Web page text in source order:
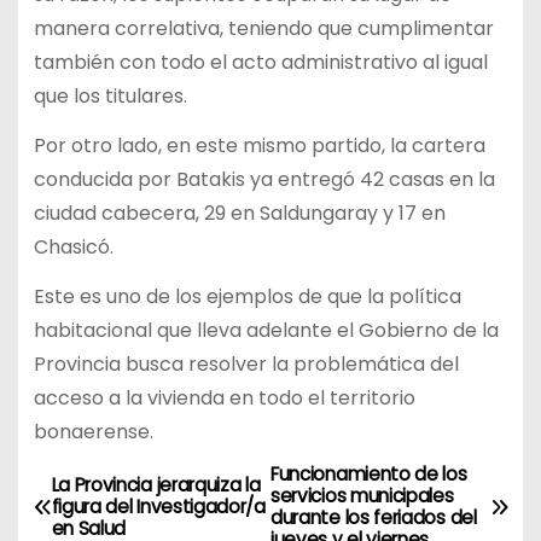
manera correlativa, teniendo que cumplimentar
también con todo el acto administrativo al igual
que los titulares.
Por otro lado, en este mismo partido, la cartera
conducida por Batakis ya entregó 42 casas en la
ciudad cabecera, 29 en Saldungaray y 17 en
Chasicó.
Este es uno de los ejemplos de que la política
habitacional que lleva adelante el Gobierno de la
Provincia busca resolver la problemática del
acceso a la vivienda en todo el territorio
bonaerense.
N
Funcionamiento de los
servicios municipales
durante los feriados del
La Provincia jerarquiza la
figura del Investigador/a
en Salud